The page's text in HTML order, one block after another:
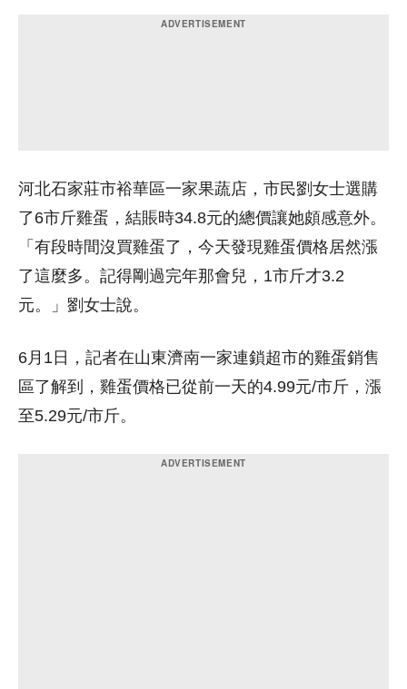
河北石家莊市裕華區一家果蔬店，市民劉女士選購
了6市斤雞蛋，結賬時34.8元的總價讓她頗感意外。
「有段時間沒買雞蛋了，今天發現雞蛋價格居然漲
了這麼多。記得剛過完年那會兒，1市斤才3.2
元。」劉女士說。
6月1日，記者在山東濟南一家連鎖超市的雞蛋銷售
區了解到，雞蛋價格已從前一天的4.99元/市斤，漲
至5.29元/市斤。